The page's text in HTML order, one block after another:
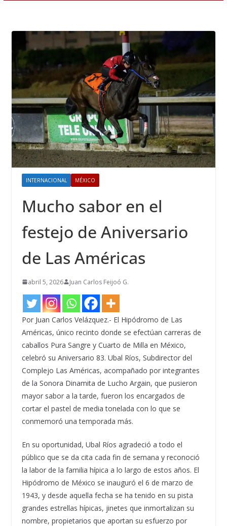
INTERNACIONAL MÉXICO
Mucho sabor en el
festejo de Aniversario
de Las Américas
abril 5, 2026 Juan Carlos Feijoó G.
Por Juan Carlos Velázquez.- El Hipódromo de Las
Américas, único recinto donde se efectúan carreras de
caballos Pura Sangre y Cuarto de Milla en México,
celebró su Aniversario 83. Ubal Ríos, Subdirector del
Complejo Las Américas, acompañado por integrantes
de la Sonora Dinamita de Lucho Argain, que pusieron
mayor sabor a la tarde, fueron los encargados de
cortar el pastel de media tonelada con lo que se
conmemoró una temporada más.
En su oportunidad, Ubal Ríos agradeció a todo el
público que se da cita cada fin de semana y reconoció
la labor de la familia hípica a lo largo de estos años. El
Hipódromo de México se inauguró el 6 de marzo de
1943, y desde aquella fecha se ha tenido en su pista
grandes estrellas hípicas, jinetes que inmortalizan su
nombre, propietarios que aportan su esfuerzo por